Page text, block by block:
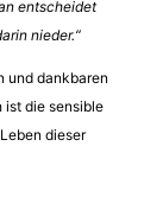
entscheidet
nieder.“
und dankbaren
ist die sensible
dieser